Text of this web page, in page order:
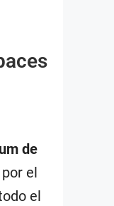
de
el
el